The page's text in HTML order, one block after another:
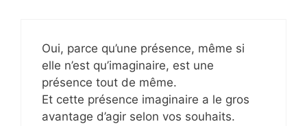
Oui, parce qu’une présence, même si
elle n’est qu’imaginaire, est une
présence tout de même.
Et cette présence imaginaire a le gros
avantage d’agir selon vos souhaits.